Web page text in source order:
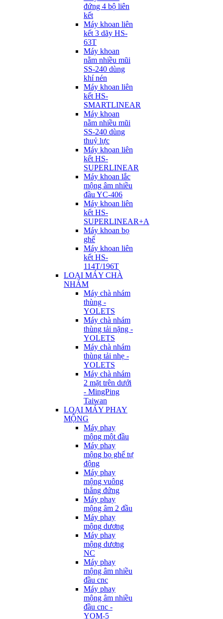
đứng 4 bộ liên
kết
Máy khoan liên
kết 3 dãy HS-
63T
Máy khoan
nằm nhiều mũi
SS-240 dùng
khí nén
Máy khoan liên
kết HS-
SMARTLINEAR
Máy khoan
nằm nhiều mũi
SS-240 dùng
thuỷ lực
Máy khoan liên
kết HS-
SUPERLINEAR
Máy khoan lắc
mộng âm nhiều
đầu YC-406
Máy khoan liên
kết HS-
SUPERLINEAR+A
Máy khoan bọ
ghế
Máy khoan liên
kết HS-
114T/196T
LOẠI MÁY CHÀ
NHÁM
Máy chà nhám
thùng -
YOLETS
Máy chà nhám
thùng tải nặng -
YOLETS
Máy chà nhám
thùng tải nhẹ -
YOLETS
Máy chà nhám
2 mặt trên dưới
- MingPing
Taiwan
LOẠI MÁY PHAY
MỘNG
Máy phay
mộng một đầu
Máy phay
mộng bọ ghế tự
động
Máy phay
mộng vuông
thẳng đứng
Máy phay
mộng âm 2 đầu
Máy phay
mộng dương
Máy phay
mộng dương
NC
Máy phay
mộng âm nhiều
đầu cnc
Máy phay
mộng âm nhiều
đầu cnc -
YOM-5